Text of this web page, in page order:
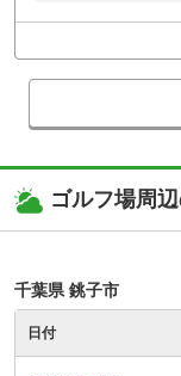
ゴルフ場周
千葉県 銚子市
日付